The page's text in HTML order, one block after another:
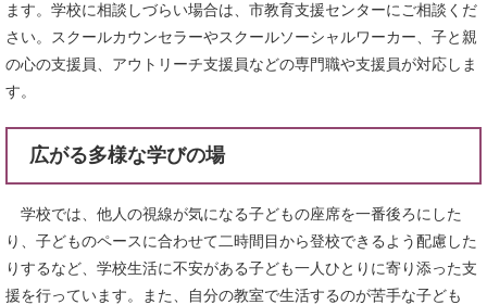
ます。学校に相談しづらい場合は、市教育支援センターにご相談くだ
さい。スクールカウンセラーやスクールソーシャルワーカー、子と親
の心の支援員、アウトリーチ支援員などの専門職や支援員が対応しま
す。
広がる多様な学びの場
学校では、他人の視線が気になる子どもの座席を一番後ろにした
り、子どものペースに合わせて二時間目から登校できるよう配慮した
りするなど、学校生活に不安がある子ども一人ひとりに寄り添った支
援を行っています。また、自分の教室で生活するのが苦手な子ども